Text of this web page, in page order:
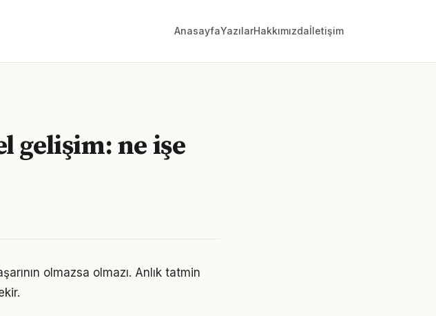
AnasayfaYazılarHakkımızdaİletişim
gelişim: ne işe
olmazsa olmazı. Anlık tatmin